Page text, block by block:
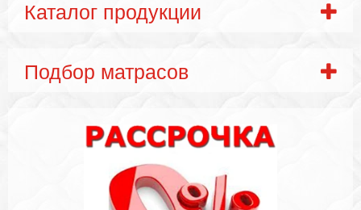
Каталог продукции
Подбор матрасов